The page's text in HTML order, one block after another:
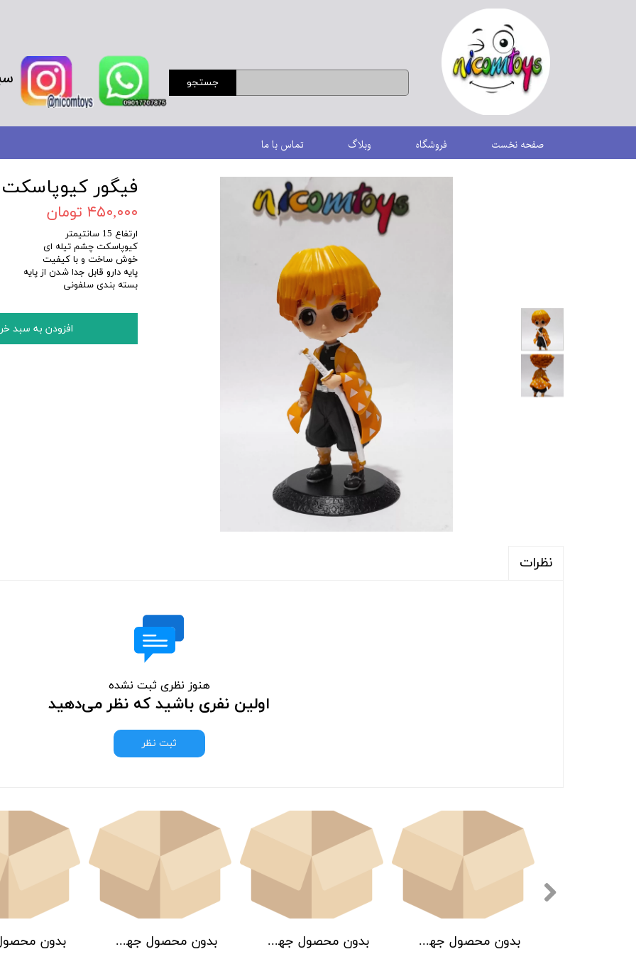
جستجو
صفحه نخست فروشگاه وبلاگ تماس با ما
فیگور
۴۵۰,۰۰۰ تومان
ارتفاع 15 سانتیمتر
کیوپاسکت چشم تیله ای
خوش ساخت و با کیفیت
پایه دارو قابل جدا شدن از پایه
بسته بندی سلفونی
افزودن به سبد
نظرات
هنوز نظری ثبت نشده
اولین نفری باشید که نظر می‌دهید
ثبت نظر
بدون محصول جهت نمایش بدون محصول جهت نمایش بدون محصول جهت نمایش